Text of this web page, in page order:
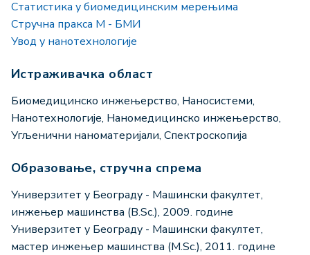
Статистика у биомедицинским мерењима
Стручна пракса М - БМИ
Увод у нанотехнологије
Истраживачка област
Биомедицинско инжењерство, Наносистеми,
Нанотехнологије, Наномедицинско инжењерство,
Угљенични наноматеријали, Спектроскопија
Образовање, стручна спрема
Универзитет у Београду - Машински факултет,
инжењер машинства (B.Sc.), 2009. године
Универзитет у Београду - Машински факултет,
мастер инжењер машинства (M.Sc.), 2011. године